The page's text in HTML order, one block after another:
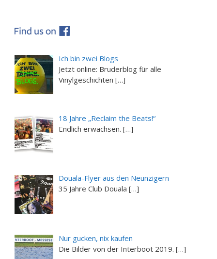
Ich bin zwei Blogs
Jetzt online: Bruderblog für alle
Vinylgeschichten […]
18 Jahre „Reclaim the Beats!“
Endlich erwachsen. […]
Douala-Flyer aus den Neunzigern
35 Jahre Club Douala […]
Nur gucken, nix kaufen
Die Bilder von der Interboot 2019. […]